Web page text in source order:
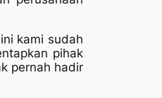
kami sudah
pihak
pernah hadir